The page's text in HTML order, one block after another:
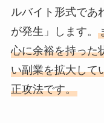
ルバイト形式であ
が発生」します。
心に余裕を持った
い副業を拡大して
正攻法です。